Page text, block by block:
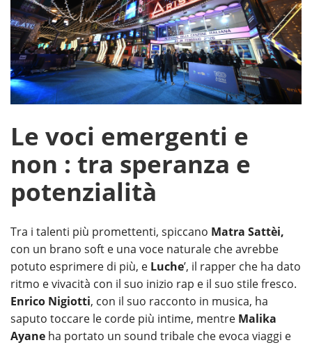
Le voci emergenti e
non : tra speranza e
potenzialità
Tra i talenti più promettenti, spiccano Matra Sattèi,
con un brano soft e una voce naturale che avrebbe
potuto esprimere di più, e Luche’, il rapper che ha dato
ritmo e vivacità con il suo inizio rap e il suo stile fresco.
Enrico Nigiotti, con il suo racconto in musica, ha
saputo toccare le corde più intime, mentre Malika
Ayane ha portato un sound tribale che evoca viaggi e